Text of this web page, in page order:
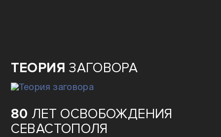
ТЕОРИЯ ЗАГОВОРА